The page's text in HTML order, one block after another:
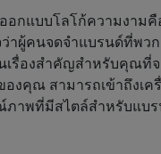
อกแบบโลโก้ความงาม
าผู้คนจดจำแบรนด์ที่พ
เรื่องสำคัญสำหรับคุณที่
งคุณ สามารถเข้าถึงเค
ภาพที่มีสไตล์สำหรับแบ